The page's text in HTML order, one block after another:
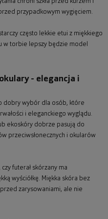
chroni szkła przed kurzem i
przypadkowym wygięciem.
często lekkie etui z miękkiego
w torbie lepszy będzie model
- elegancja i
dobry wybór dla osób, które
i eleganckiego wyglądu.
ekoskóry dobrze pasują do
przeciwsłonecznych i okularów
futerał skórzany ma
wyściółkę. Miękka skóra bez
zarysowaniami, ale nie